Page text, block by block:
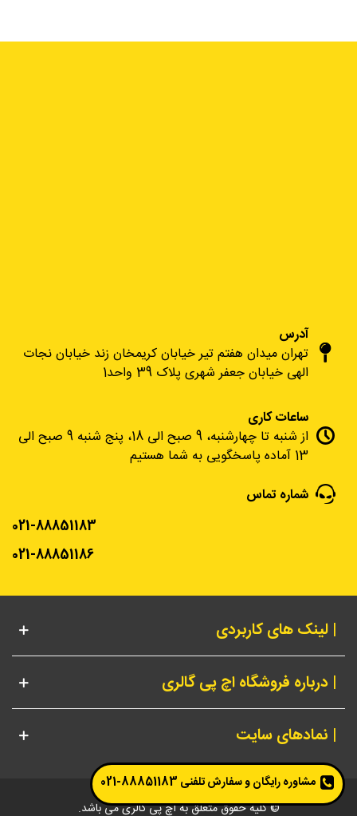
آدرس
تهران میدان هفتم تیر خیابان کریمخان زند خیابان نجات
الهی خیابان جعفر شهری پلاک 39 واحد1
ساعات کاری
از شنبه تا چهارشنبه، 9 صبح الی 18، پنج شنبه 9 صبح الی
13 آماده پاسخگویی به شما هستیم
شماره تماس
021-88851183
021-88851186
| لینک های کاربردی
| درباره فروشگاه اچ پی گالری
| نمادهای سایت
© کلیه حقوق متعلق به اچ پی گالری می باشد.
مشاوره رایگان و سفارش تلفنی 88851183-021